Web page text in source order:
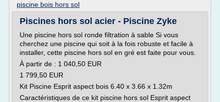
piscine bois hors sol
Piscines hors sol acier - Piscine Zyke
Une piscine hors sol ronde filtration à sable Si vous
cherchez une piscine qui soit à la fois robuste et facile à
installer, cette piscine hors sol en gré est faite pour vous.
À partir de : 1 040,50 EUR
1 799,50 EUR
Kit Piscine Esprit aspect bois 6.40 x 3.66 x 1.32m
Caractéristiques de ce kit piscine hors sol Esprit aspect